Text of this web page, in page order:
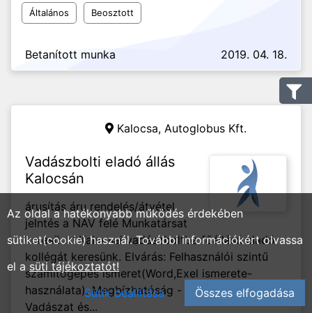
Általános Beosztott
Betanított munka 2019. 04. 18.
Kalocsa, Autoglobus Kft.
Vadászbolti eladó állás
Kalocsán
árusítás áru rendelés/átvétel
jelntés a NAV felé Munkatársat
keresünk! Kalocsai vadászboltba főállású eladó
kollégát keresünk. Elvárás: Felhasználói szintű
számítógépes ismeret(Word,Exel ismerete-
használata). Megbízhatóság - precizitás Előny:
Vadászat és...
Az oldal a hatékonyabb működés érdekében
sütiket(cookie) használ. További információkért olvassa
el a süti tájékoztatót!
Sütik beállítása
Összes elfogadása